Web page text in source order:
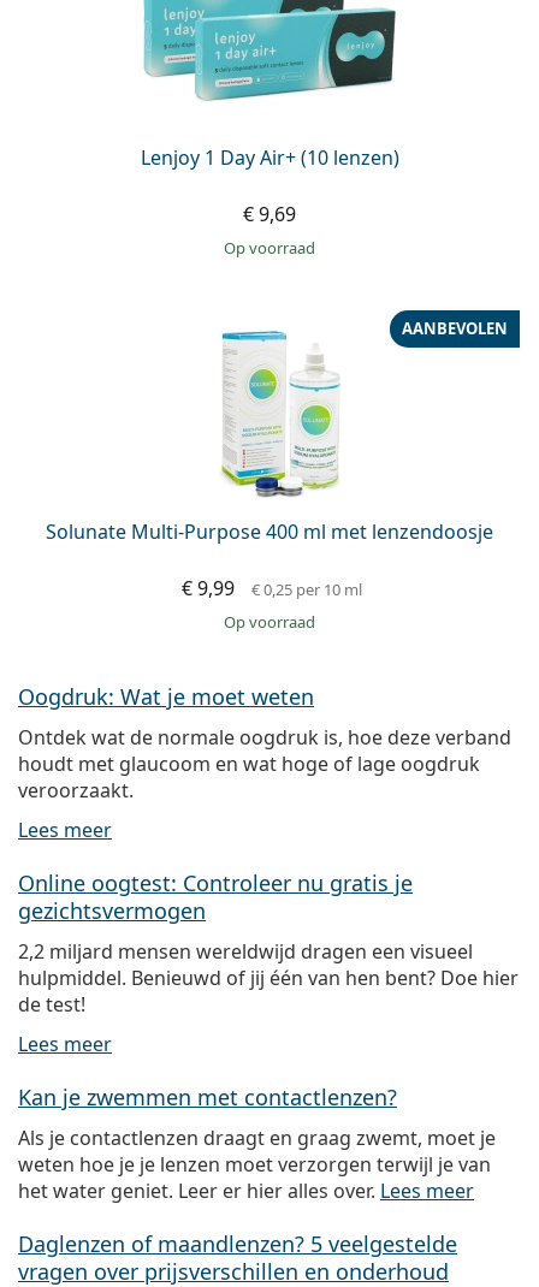
Lenjoy 1 Day Air+ (10 lenzen)
€ 9,69
op voorraad
Solunate Multi-Purpose 400 ml met lenzendoosje
AANBEVOLEN
€ 9,99 € 0,25 per 10 ml
op voorraad
Oogdruk: Wat je moet weten
Ontdek wat de normale oogdruk is, hoe deze verband
houdt met glaucoom en wat hoge of lage oogdruk
veroorzaakt.
Lees meer
Online oogtest: Controleer nu gratis je
gezichtsvermogen
2,2 miljard mensen wereldwijd dragen een visueel
hulpmiddel. Benieuwd of jij één van hen bent? Doe hier
de test!
Lees meer
Kan je zwemmen met contactlenzen?
Als je contactlenzen draagt en graag zwemt, moet je
weten hoe je je lenzen moet verzorgen terwijl je van
het water geniet. Leer er hier alles over. Lees meer
Daglenzen of maandlenzen? 5 veelgestelde
vragen over prijsverschillen en onderhoud